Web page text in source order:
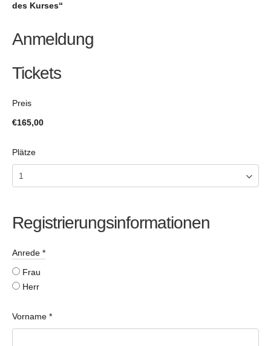
des Kurses“
Anmeldung
Tickets
Preis
€165,00
Plätze
Registrierungsinformationen
Anrede *
Frau
Herr
Vorname *